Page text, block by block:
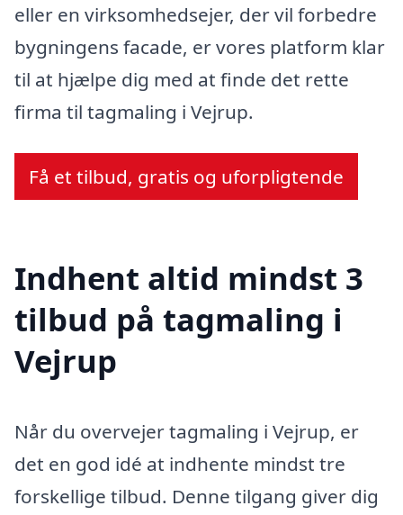
eller en virksomhedsejer, der vil forbedre
bygningens facade, er vores platform klar
til at hjælpe dig med at finde det rette
firma til tagmaling i Vejrup.
Få et tilbud, gratis og uforpligtende
Indhent altid mindst 3
tilbud på tagmaling i
Vejrup
Når du overvejer tagmaling i Vejrup, er
det en god idé at indhente mindst tre
forskellige tilbud. Denne tilgang giver dig